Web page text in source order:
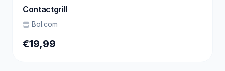
Contactgrill
Bol.com
€19,99